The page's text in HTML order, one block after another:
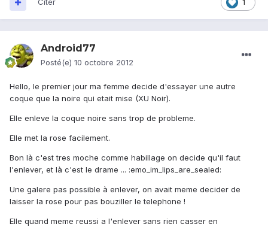
1
Citer
Android77
Posté(e) 10 octobre 2012
Hello, le premier jour ma femme decide d'essayer une autre
coque que la noire qui etait mise (XU Noir).
Elle enleve la coque noire sans trop de probleme.
Elle met la rose facilement.
Bon là c'est tres moche comme habillage on decide qu'il faut
l'enlever, et là c'est le drame ... :emo_im_lips_are_sealed:
Une galere pas possible à enlever, on avait meme decider de
laisser la rose pour pas bouziller le telephone !
Elle quand meme reussi a l'enlever sans rien casser en